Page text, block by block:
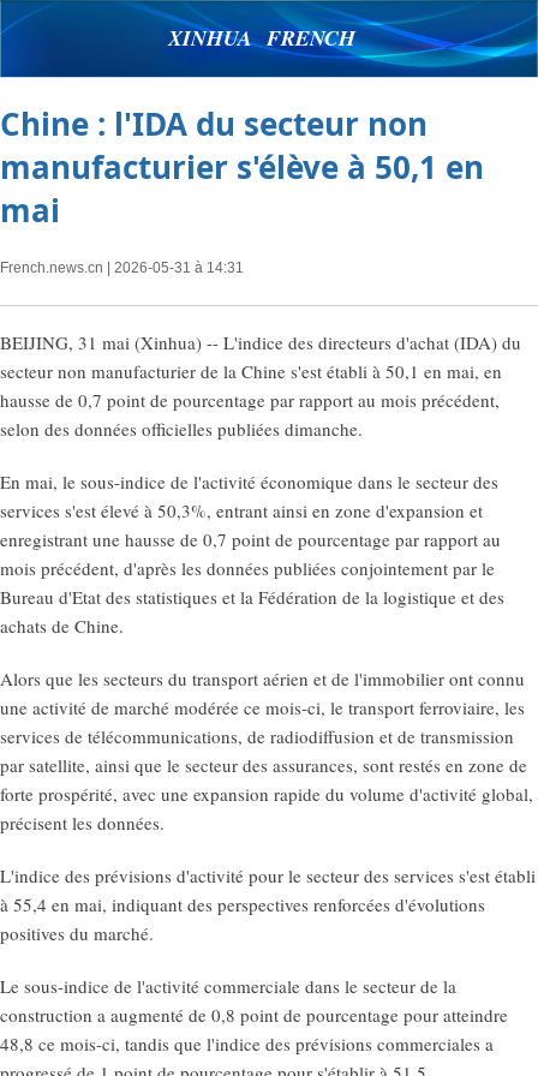
XINHUA FRENCH
Chine : l'IDA du secteur non
manufacturier s'élève à 50,1 en
mai
French.news.cn | 2026-05-31 à 14:31
BEIJING, 31 mai (Xinhua) -- L'indice des directeurs d'achat (IDA) du
secteur non manufacturier de la Chine s'est établi à 50,1 en mai, en
hausse de 0,7 point de pourcentage par rapport au mois précédent,
selon des données officielles publiées dimanche.
En mai, le sous-indice de l'activité économique dans le secteur des
services s'est élevé à 50,3%, entrant ainsi en zone d'expansion et
enregistrant une hausse de 0,7 point de pourcentage par rapport au
mois précédent, d'après les données publiées conjointement par le
Bureau d'Etat des statistiques et la Fédération de la logistique et des
achats de Chine.
Alors que les secteurs du transport aérien et de l'immobilier ont connu
une activité de marché modérée ce mois-ci, le transport ferroviaire, les
services de télécommunications, de radiodiffusion et de transmission
par satellite, ainsi que le secteur des assurances, sont restés en zone de
forte prospérité, avec une expansion rapide du volume d'activité global,
précisent les données.
L'indice des prévisions d'activité pour le secteur des services s'est établi
à 55,4 en mai, indiquant des perspectives renforcées d'évolutions
positives du marché.
Le sous-indice de l'activité commerciale dans le secteur de la
construction a augmenté de 0,8 point de pourcentage pour atteindre
48,8 ce mois-ci, tandis que l'indice des prévisions commerciales a